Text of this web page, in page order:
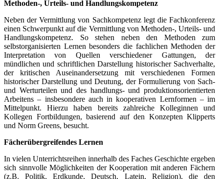
Methoden-, Urteils- und Handlungskompetenz
Neben der Vermittlung von Sachkompetenz legt die Fachkonferenz
einen Schwerpunkt auf die Vermittlung von Methoden-, Urteils- und
Handlungskompetenz. So stehen neben den Methoden zum
selbstorganisierten Lernen besonders die fachlichen Methoden der
Interpretation von Quellen verschiedener Gattungen, der
mündlichen und schriftlichen Darstellung historischer Sachverhalte,
der kritischen Auseinandersetzung mit verschiedenen Formen
historischer Darstellung und Deutung, der Formulierung von Sach-
und Werturteilen und des handlungs- und produktionsorientierten
Arbeitens – insbesondere auch in kooperativen Lernformen – im
Mittelpunkt. Hierzu haben bereits zahlreiche Kolleginnen und
Kollegen Fortbildungen, basierend auf den Konzepten Klipperts
und Norm Greens, besucht.
Fächerübergreifendes Lernen
In vielen Unterrichtsreihen innerhalb des Faches Geschichte ergeben
sich sinnvolle Möglichkeiten der Kooperation mit anderen Fächern
(z.B. Politik, Erdkunde, Deutsch, Latein, Religion), die den